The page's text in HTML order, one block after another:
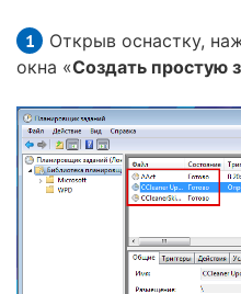
Открыв оснастку,
окна «Создать простую